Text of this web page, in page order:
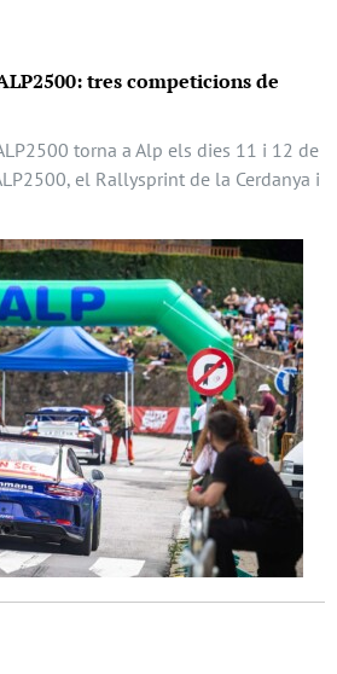
tres competicions de
torna a Alp els dies 11 i 12 de
el Rallysprint de la Cerdanya i